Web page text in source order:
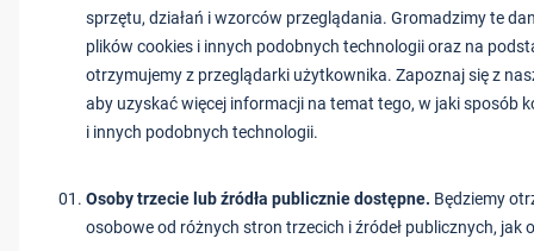
sprzętu, działań i wzorców przeglądania. Gromadzimy te
plików cookies i innych podobnych technologii oraz na
otrzymujemy z przeglądarki użytkownika. Zapoznaj się z
aby uzyskać więcej informacji na temat tego, w jaki sposób
i innych podobnych technologii.
Osoby trzecie lub źródła publicznie dostępne. Będziemy
osobowe od różnych stron trzecich i źródeł publicznych, jak